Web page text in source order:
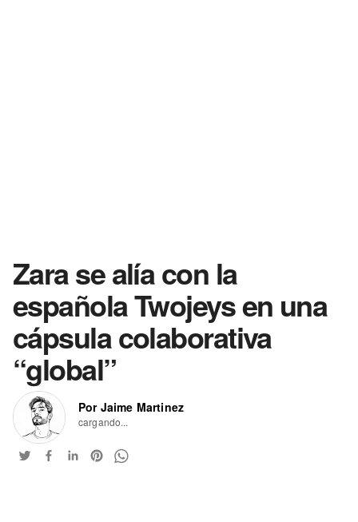
Zara se alía con la
española Twojeys en una
cápsula colaborativa
“global”
Por Jaime Martinez
cargando...